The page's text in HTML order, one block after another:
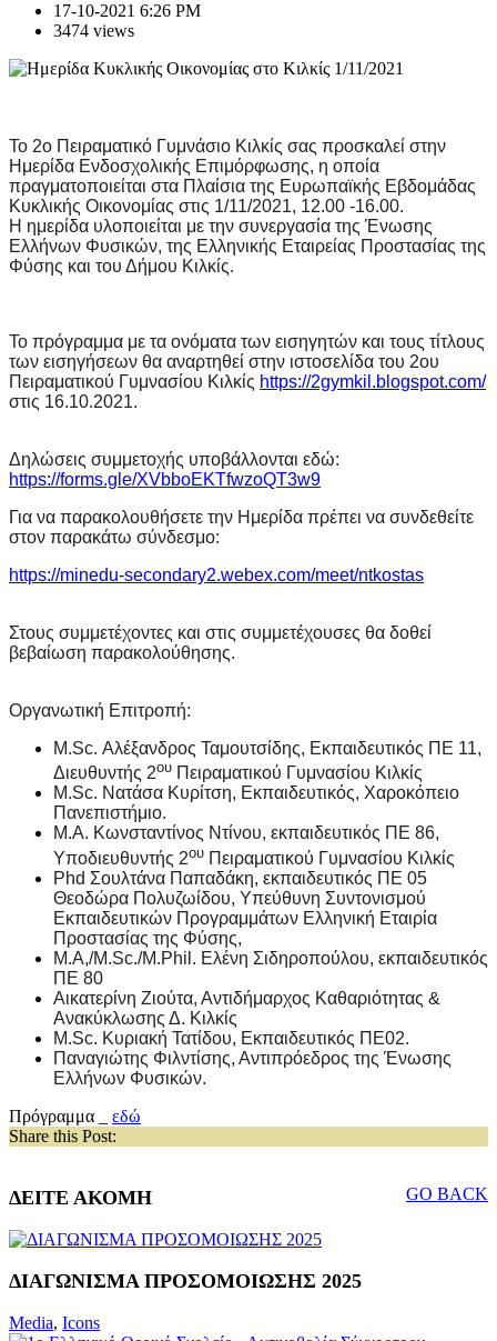
17-10-2021 6:26 PM
3474 views
Το 2ο Πειραματικό Γυμνάσιο Κιλκίς σας προσκαλεί στην
Ημερίδα Ενδοσχολικής Επιμόρφωσης, η οποία
πραγματοποιείται στα Πλαίσια της Ευρωπαϊκής Εβδομάδας
Κυκλικής Οικονομίας στις 1/11/2021, 12.00 -16.00.
Η ημερίδα υλοποιείται με την συνεργασία της Ένωσης
Ελλήνων Φυσικών, της Ελληνικής Εταιρείας Προστασίας της
Φύσης και του Δήμου Κιλκίς.
Το πρόγραμμα με τα ονόματα των εισηγητών και τους τίτλους
των εισηγήσεων θα αναρτηθεί στην ιστοσελίδα του 2ου
Πειραματικού Γυμνασίου Κιλκίς https://2gymkil.blogspot.com/
στις 16.10.2021.
Δηλώσεις συμμετοχής υποβάλλονται εδώ:
https://forms.gle/XVbboEKTfwzoQT3w9
Για να παρακολουθήσετε την Ημερίδα πρέπει να συνδεθείτε
στον παρακάτω σύνδεσμο:
https://minedu-secondary2.webex.com/meet/ntkostas
Στους συμμετέχοντες και στις συμμετέχουσες θα δοθεί
βεβαίωση παρακολούθησης.
Οργανωτική Επιτροπή:
M.Sc. Αλέξανδρος Ταμουτσίδης, Εκπαιδευτικός ΠΕ 11,
Διευθυντής 2ου Πειραματικού Γυμνασίου Κιλκίς
M.Sc. Νατάσα Κυρίτση, Εκπαιδευτικός, Χαροκόπειο
Πανεπιστήμιο.
M.Α. Κωνσταντίνος Ντίνου, εκπαιδευτικός ΠΕ 86,
Υποδιευθυντής 2ου Πειραματικού Γυμνασίου Κιλκίς
Phd Σουλτάνα Παπαδάκη, εκπαιδευτικός ΠΕ 05
Θεοδώρα Πολυζωίδου, Υπεύθυνη Συντονισμού
Εκπαιδευτικών Προγραμμάτων Ελληνική Εταιρία
Προστασίας της Φύσης,
M.A,/M.Sc./M.Phil . Ελένη Σιδηροπούλου, εκπαιδευτικός
ΠΕ 80
Αικατερίνη Ζιούτα, Αντιδήμαρχος Καθαριότητας &
Ανακύκλωσης Δ. Κιλκίς
M.Sc. Κυριακή Τατίδου, Εκπαιδευτικός ΠΕ02.
Παναγιώτης Φιλντίσης, Αντιπρόεδρος της Ένωσης
Ελλήνων Φυσικών.
Πρόγραμμα _ εδώ
Share this Post:
GO BACK
ΔΕΙΤΕ ΑΚΟΜΗ
ΔΙΑΓΩΝΙΣΜΑ ΠΡΟΣΟΜΟΙΩΣΗΣ 2025
Media, Icons